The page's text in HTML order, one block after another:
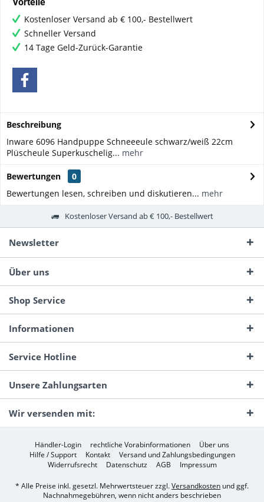
Kostenloser Versand ab € 100,- Bestellwert
Schneller Versand
14 Tage Geld-Zurück-Garantie
Beschreibung
Inware 6096 Handpuppe Schneeeule schwarz/weiß 22cm
Plüscheule Superkuschelig... mehr
Bewertungen
0
Bewertungen lesen, schreiben und diskutieren... mehr
Kostenloser Versand ab € 100,- Bestellwert
Newsletter
Über uns
Shop Service
Informationen
Service Hotline
Unsere Zahlungsarten
Wir versenden mit:
Händler-Login rechtliche Vorabinformationen
Über uns
Hilfe / Support
Kontakt
Versand und Zahlungsbedingungen
Widerrufsrecht
Datenschutz AGB Impressum
* Alle Preise inkl. gesetzl. Mehrwertsteuer zzgl.Versandkosten und ggf.
Nachnahmegebühren, wenn nicht anders beschrieben